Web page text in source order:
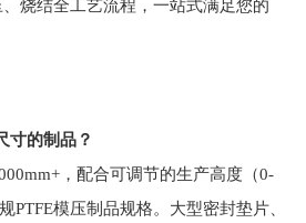
烧结全工艺流程，一站式满足您的
寸的制品？
，配合可调节的生产高度（0-
PTFE模压制品规格。大型密封垫片、